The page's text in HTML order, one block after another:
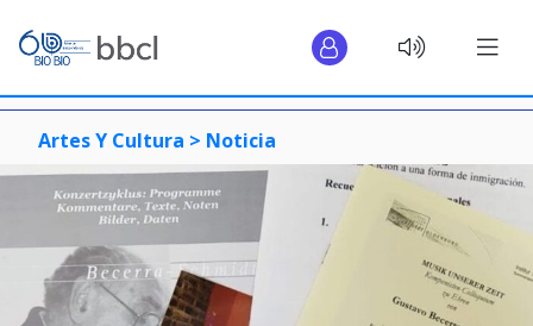
Artes Y Cultura > Noticia